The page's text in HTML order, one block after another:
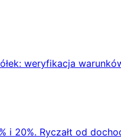
weryfikacja
20%. Ryczałt od